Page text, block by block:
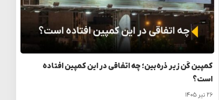
کمپین کَن زیر ذره‌بین؛ چه اتفاقی در این کمپین افتاده
است؟
۲۶ تیر ۱۴۰۵